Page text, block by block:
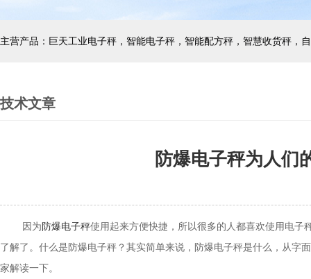
技术文章
防爆电子秤为人们
因为防爆电子秤使用起来方便快捷，所以很多的人都喜欢使用电子
了解了。什么是防爆电子秤？其实简单来说，防爆电子秤是什么，从字
家解读一下。